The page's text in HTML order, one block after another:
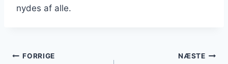
nydes af alle.
Indlægsnavigation
FORRIGE NÆSTE